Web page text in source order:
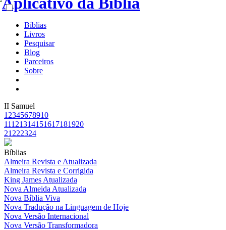
Bíblias
Livros
Pesquisar
Blog
Parceiros
Sobre
II Samuel
1 2345678910
11121314151617181920
21 222324
Bíblias
Almeira Revista e Atualizada
Almeira Revista e Corrigida
King James Atualizada
Nova Almeida Atualizada
Nova Bíblia Viva
Nova Tradução na Linguagem de Hoje
Nova Versão Internacional
Nova Versão Transformadora